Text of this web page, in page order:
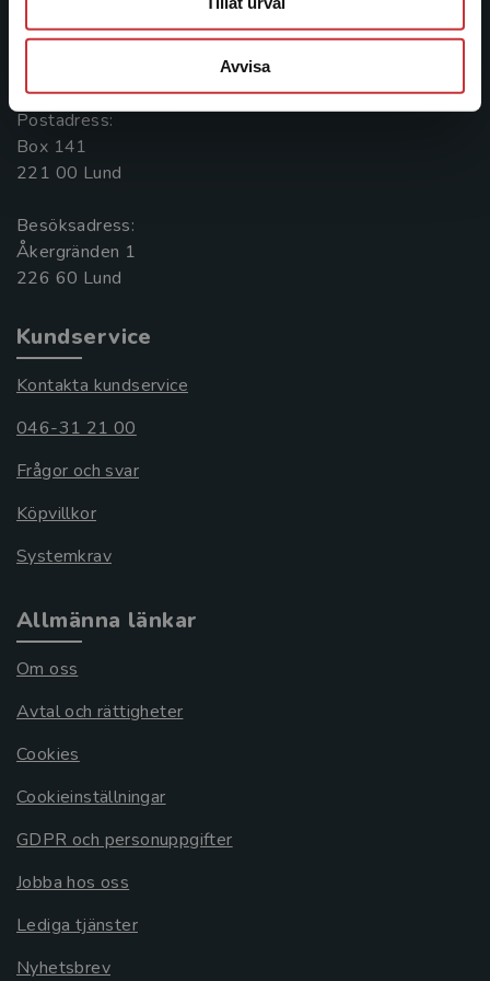
Avvisa
Kontakta oss
Postadress:
Box 141
221 00 Lund
Besöksadress:
Åkergränden 1
Kundservice
Kontakta kundservice
046-31 21 00
Frågor och svar
Köpvillkor
Systemkrav
Allmänna länkar
Om oss
Avtal och rättigheter
Cookies
Cookieinställningar
GDPR och personuppgifter
Jobba hos oss
Lediga tjänster
Nyhetsbrev